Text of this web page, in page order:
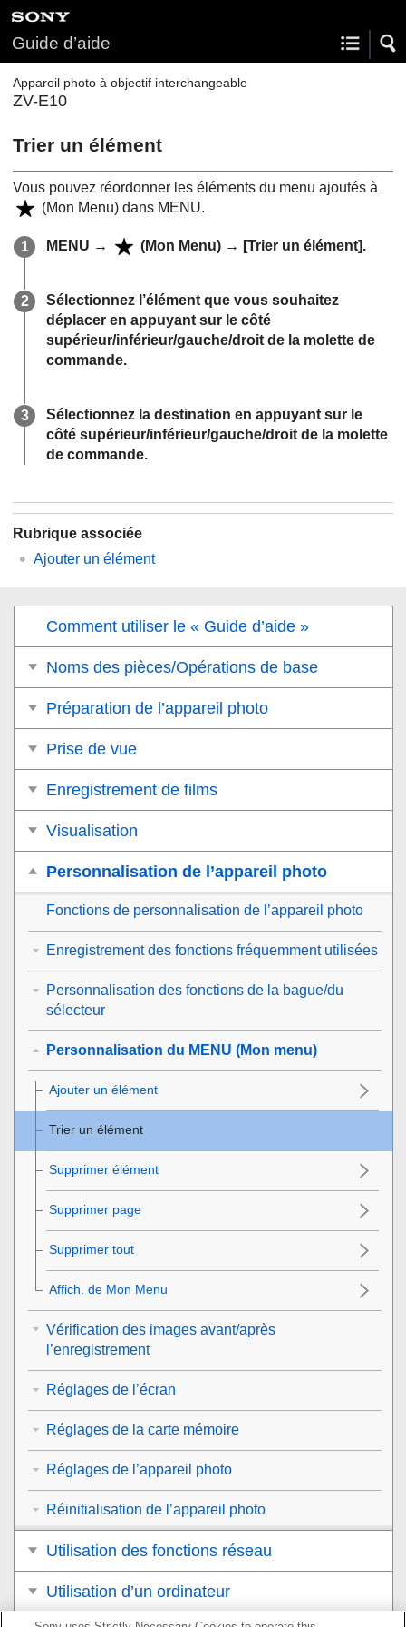
Guide d’aide
Appareil photo à objectif interchangeable
ZV-E10
Trier un élément
Vous pouvez réordonner les éléments du menu ajoutés à
(Mon Menu) dans MENU.
MENU → (Mon Menu) → [Trier un élément].
Sélectionnez l’élément que vous souhaitez
déplacer en appuyant sur le côté
supérieur/inférieur/gauche/droit de la molette de
commande.
Sélectionnez la destination en appuyant sur le
côté supérieur/inférieur/gauche/droit de la molette
de commande.
Rubrique associée
Ajouter un élément
Comment utiliser le « Guide d’aide »
Noms des pièces/Opérations de base
Préparation de l’appareil photo
Prise de vue
Enregistrement de films
Visualisation
Personnalisation de l’appareil photo
Fonctions de personnalisation de l’appareil photo
Enregistrement des fonctions fréquemment utilisées
Personnalisation des fonctions de la bague/du
sélecteur
Personnalisation du MENU (Mon menu)
Ajouter un élément
Trier un élément
Supprimer élément
Supprimer page
Supprimer tout
Affich. de Mon Menu
Vérification des images avant/après
l’enregistrement
Réglages de l’écran
Réglages de la carte mémoire
Réglages de l’appareil photo
Réinitialisation de l’appareil photo
Utilisation des fonctions réseau
Utilisation d’un ordinateur